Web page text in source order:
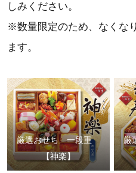
しみください。
※数量限定のため、なくな
ます。
厳選おせち 一段重
【神楽】
厳